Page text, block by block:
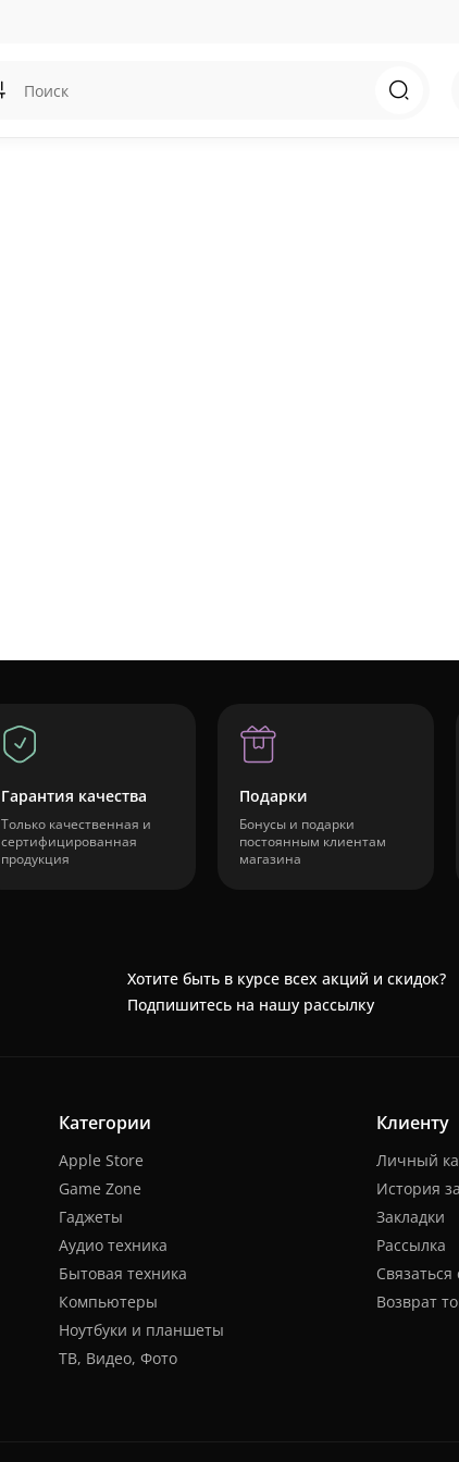
Гарантия качества
Только качественная и
сертифицированная
продукция
Подарки
Бонусы и подарки
постоянным клиентам
магазина
Хотите быть в курсе всех акций и скидок?
Подпишитесь на нашу рассылку
Категории
Apple Store
Game Zone
Гаджеты
Аудио техника
Бытовая техника
Компьютеры
Ноутбуки и планшеты
ТВ, Видео, Фото
Клиенту
Личный
История
Закладки
Рассылка
Возврат